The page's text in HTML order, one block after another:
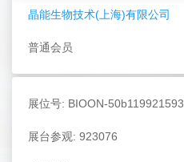
晶能生物技术(上海)有限公司
普通会员
展位号: BIOON-50b119921593
展台参观: 923076